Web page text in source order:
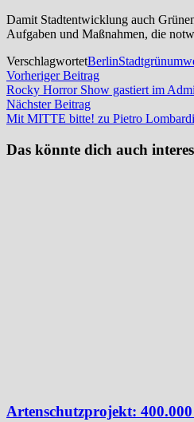
Damit Stadtentwicklung auch
Aufgaben und Maßnahmen, die
VerschlagwortetBerlinStadtgrün
Beitragsnavigation
Vorheriger BeitragVorheriger
Beitrag:
Rocky Horror Show gastiert im
Nächster BeitragNächster
Beitrag:
Mit MITTE bitte! zu Pietro
Das könnte dich auch
Artenschutzprojekt: